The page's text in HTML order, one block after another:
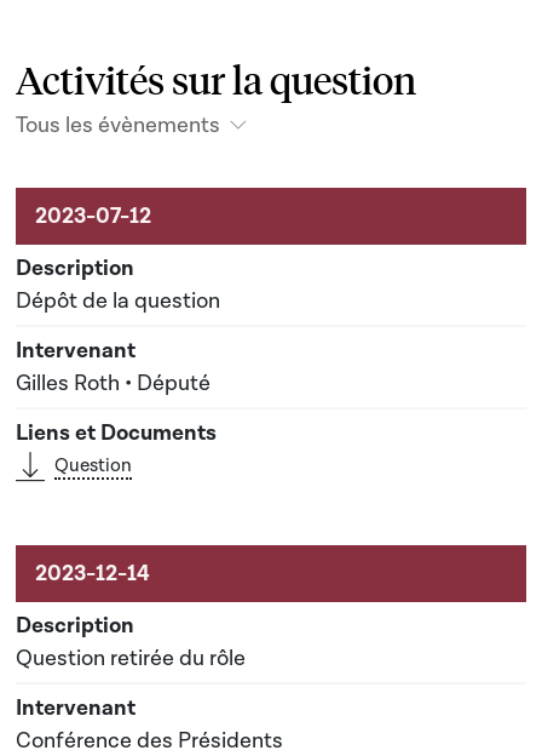
Activités sur la question
Tous les évènements
Activités sur le dossier
Dépôt de la question
Gilles Roth • Député
Question
Question retirée du rôle
Conférence des Présidents